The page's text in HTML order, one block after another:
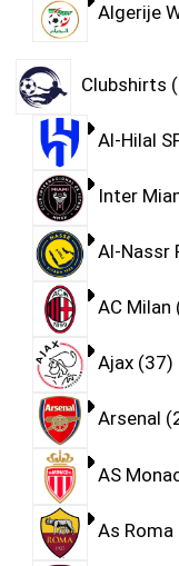
Algerije
Clubshirts
Al-Hilal
Inter
Al-Nassr
AC Milan
Ajax 37
Arsenal
AS
As Roma